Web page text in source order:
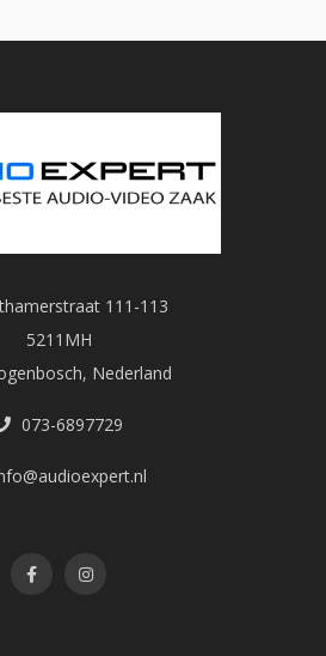
111-113
5211MH
Nederland
073-6897729